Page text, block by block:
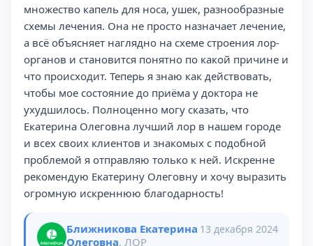
множество капель для носа, ушек, разнообразные
схемы лечения. Она не просто назначает лечение,
а всё объясняет наглядно на схеме строения лор-
органов и становится понятно по какой причине и
что происходит. Теперь я знаю как действовать,
чтобы мое состояние до приёма у доктора не
ухудшилось. Полноценно могу сказать, что
Екатерина Олеговна лучший лор в нашем городе
и всех своих клиентов и знакомых с подобной
проблемой я отправляю только к ней. Искренне
рекомендую Екатерину Олеговну и хочу выразить
огромную искреннюю благодарность!
Ближникова Екатерина
Олеговна, ЛОР
13 декабря 2024